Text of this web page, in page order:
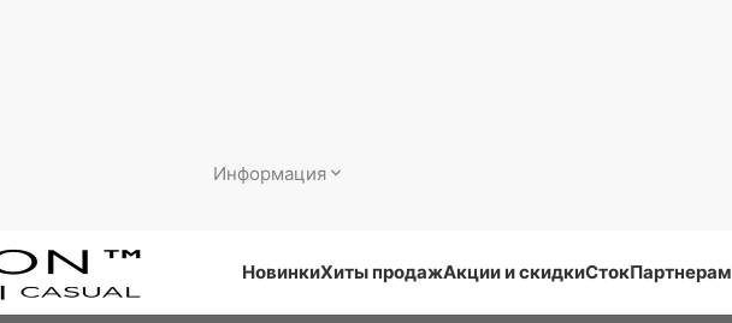
Информация
НовинкиХиты продажАкции и скидкиСтокПартнерам